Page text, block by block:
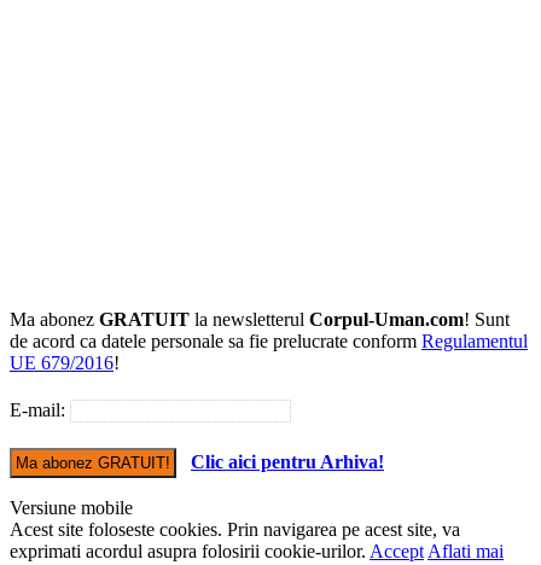
Ma abonez GRATUIT la newsletterul Corpul-Uman.com! Sunt
de acord ca datele personale sa fie prelucrate conform Regulamentul
UE 679/2016!
E-mail:
Clic aici pentru Arhiva!
Versiune mobile
Acest site foloseste cookies. Prin navigarea pe acest site, va
exprimati acordul asupra folosirii cookie-urilor. Accept Aflati mai